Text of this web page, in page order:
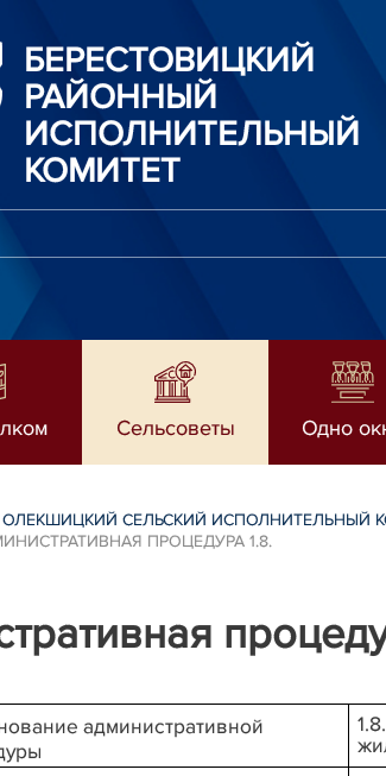
БЕРЕСТОВИЦКИЙ
РАЙОННЫЙ
ИСПОЛНИТЕЛЬНЫЙ
КОМИТЕТ
Сельсоветы Одно
ОЛЕКШИЦКИЙ СЕЛЬСКИЙ ИСПОЛНИТЕЛЬНЫЙ
ПРОЦЕДУРА 1.8.
административной